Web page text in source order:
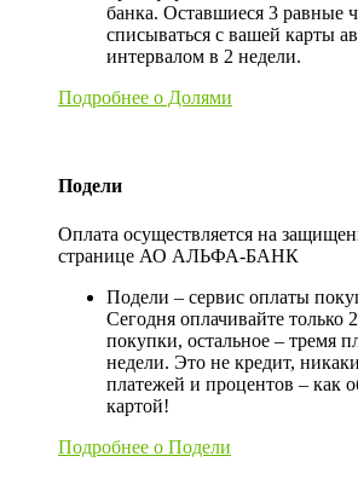
банка. Оставшиеся 3 равные
списываться с вашей карты
интервалом в 2 недели.
Подробнее о Долями
Подели
Оплата осуществляется на
странице АО АЛЬФА-БАНК
Подели – сервис оплаты
Сегодня оплачивайте только
покупки, остальное – тремя
недели. Это не кредит,
платежей и процентов – как
картой!
Подробнее о Подели